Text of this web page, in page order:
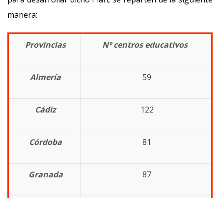
manera:
Provincias Nº centros educativos
Almería 59
Cádiz 122
Córdoba 81
Granada 87